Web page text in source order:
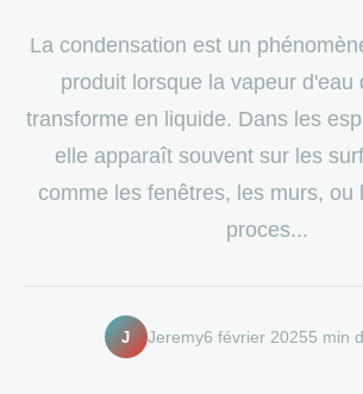
La condensation est un
produit lorsque la vapeur d'eau
transforme en liquide. Dans les
elle apparaît souvent sur les
comme les fenêtres, les murs, ou
proces...
J Jeremy6 février 20255 min